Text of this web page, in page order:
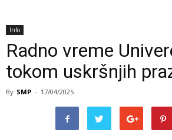
Info
Radno vreme
tokom uskršnjih
By SMP - 17/04/2025